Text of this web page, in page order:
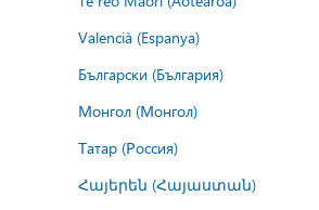
Valencià (Espanya)
Български (България)
Монгол (Монгол)
Татар (Россия)
Հայերեն (Հայաստան)